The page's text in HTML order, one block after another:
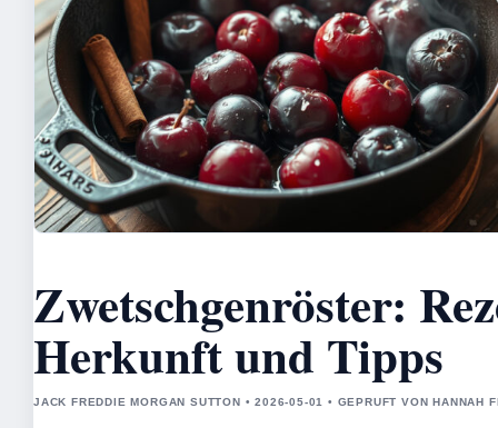
Zwetschgenröster:
Herkunft und Tipps
JACK FREDDIE MORGAN SUTTON • 2026-05-01 • GEPRUFT VON HANNAH